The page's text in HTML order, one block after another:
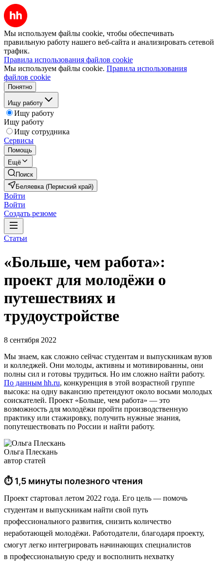
Мы используем файлы cookie, чтобы обеспечивать
правильную работу нашего веб-сайта и анализировать сетевой
трафик.
Правила использования файлов cookie
Мы используем файлы cookie. Правила использования
файлов cookie
Понятно
Ищу работу
Ищу работу
Ищу работу
Ищу сотрудника
Сервисы
Помощь
Ещё
Поиск
Беляевка (Пермский край)
Войти
Войти
Создать резюме
Статьи
«Больше, чем работа»:
проект для молодёжи о
путешествиях и
трудоустройстве
8 сентября 2022
Мы знаем, как сложно сейчас студентам и выпускникам вузов
и колледжей. Они молоды, активны и мотивированны, они
полны сил и готовы трудиться. Но им сложно найти работу.
По данным hh.ru, конкуренция в этой возрастной группе
высока: на одну вакансию претендуют около восьми молодых
соискателей. Проект «Больше, чем работа» — это
возможность для молодёжи пройти производственную
практику или стажировку, получить нужные знания,
попутешествовать по России и найти работу.
Ольга Плескань
автор статей
⏱ 1,5 минуты полезного чтения
Проект стартовал летом 2022 года. Его цель — помочь
студентам и выпускникам найти свой путь
профессионального развития, снизить количество
неработающей молодёжи. Работодатели, благодаря проекту,
смогут легко интегрировать начинающих специалистов
в профессиональную среду и восполнить нехватку